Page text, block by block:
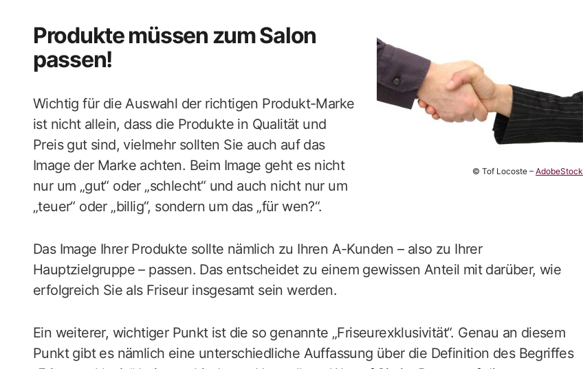
© Tof Locoste – AdobeStock
Produkte müssen zum Salon
passen!
Wichtig für die Auswahl der richtigen Produkt-Marke
ist nicht allein, dass die Produkte in Qualität und
Preis gut sind, vielmehr sollten Sie auch auf das
Image der Marke achten. Beim Image geht es nicht
nur um „gut“ oder „schlecht“ und auch nicht nur um
„teuer“ oder „billig“, sondern um das „für wen?“.
Das Image Ihrer Produkte sollte nämlich zu Ihren A-Kunden – also zu Ihrer
Hauptzielgruppe – passen. Das entscheidet zu einem gewissen Anteil mit darüber, wie
erfolgreich Sie als Friseur insgesamt sein werden.
Ein weiterer, wichtiger Punkt ist die so genannte „Friseurexklusivität“. Genau an diesem
Punkt gibt es nämlich eine unterschiedliche Auffassung über die Definition des Begriffes